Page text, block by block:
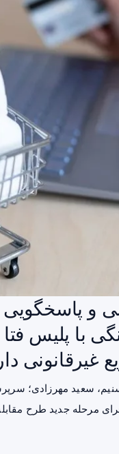
و پاسخگویی
با پلیس
سعید مهرزادی؛
مرحله جدید طرح